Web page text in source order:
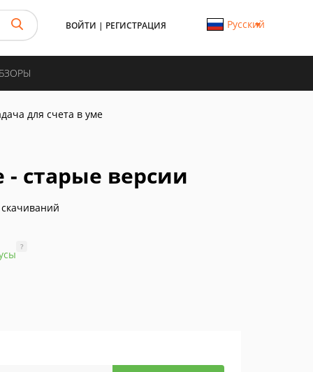
ВОЙТИ | РЕГИСТРАЦИЯ Русский
для счета в уме
- старые версии
?